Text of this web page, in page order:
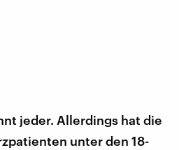
jeder. Allerdings hat die
unter den 18-